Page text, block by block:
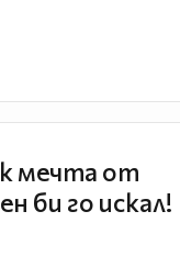
мечта от
би го искал!